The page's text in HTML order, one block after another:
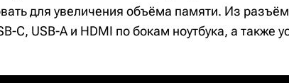
для увеличения объёма памяти. Из
C, USB-A и HDMI по бокам ноутбука, а также